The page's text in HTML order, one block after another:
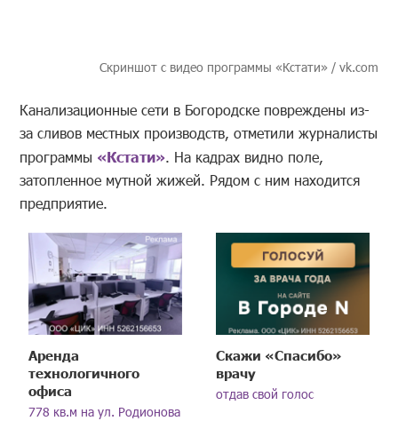
Скриншот с видео программы «Кстати»/ vk.com
Канализационные сети в Богородске повреждены из-
за сливов местных производств, отметили журналисты
программы «Кстати». На кадрах видно поле,
затопленное мутной жижей. Рядом с ним находится
предприятие.
Аренда
технологичного
офиса
778 кв.м на ул. Родионова
Скажи «Спасибо»
врачу
отдав свой голос